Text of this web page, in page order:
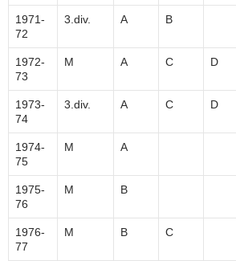
1971-
72
3.div. A B
1972-
73
M A C D
1973-
74
3.div. A C D
1974-
75
M A
1975-
76
M B
1976-
77
M B C